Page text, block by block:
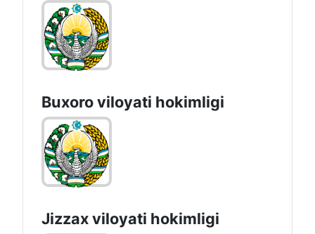
Buxoro viloyati hokimligi
Jizzах vilоyati hоkimligi